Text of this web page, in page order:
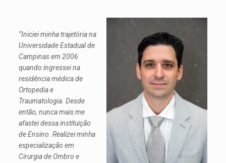
“Iniciei minha trajetória na
Universidade Estadual de
Campinas em 2006
quando ingressei na
residência médica de
Ortopedia e
Traumatologia. Desde
então, nunca mais me
afastei dessa instituição
de Ensino. Realizei minha
especialização em
Cirurgia de Ombro e